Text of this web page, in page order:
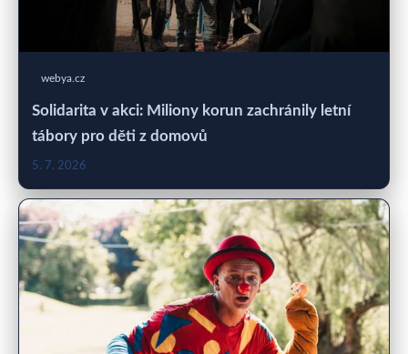
webya.cz
Solidarita v akci: Miliony korun zachránily letní
tábory pro děti z domovů
5. 7. 2026